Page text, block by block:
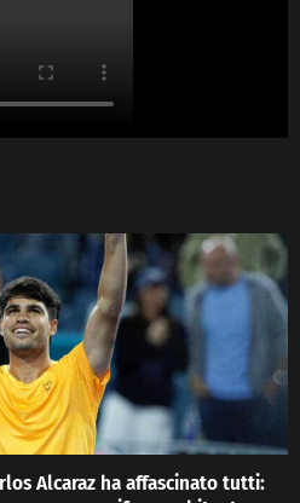
Alcaraz ha affascinato tutti: